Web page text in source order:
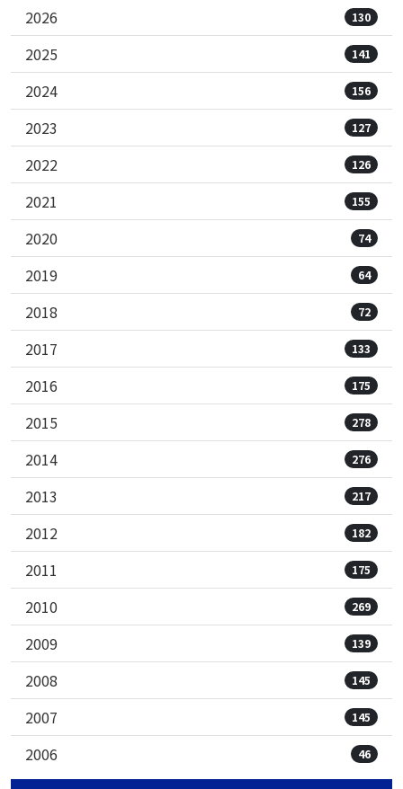
2026 130
2025 141
2024 156
2023 127
2022 126
2021 155
2020 74
2019 64
2018 72
2017 133
2016 175
2015 278
2014 276
2013 217
2012 182
2011 175
2010 269
2009 139
2008 145
2007 145
2006 46